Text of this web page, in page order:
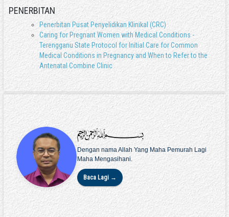
PENERBITAN
Penerbitan Pusat Penyelidikan Klinikal (CRC)
Caring for Pregnant Women with Medical Conditions -
Terengganu State Protocol for Initial Care for Common
Medical Conditions in Pregnancy and When to Refer to the
Antenatal Combine Clinic
Dengan nama Allah Yang Maha Pemurah Lagi
Maha Mengasihani.
Baca Lagi →